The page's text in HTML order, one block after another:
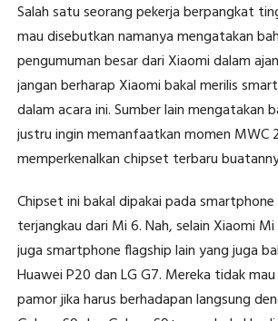
Salah satu seorang pekerja berpangkat
mau disebutkan namanya mengatakan
pengumuman besar dari Xiaomi dalam
jangan berharap Xiaomi bakal merilis
dalam acara ini. Sumber lain mengatakan
justru ingin memanfaatkan momen MWC
memperkenalkan chipset terbaru
Chipset ini bakal dipakai pada
terjangkau dari Mi 6. Nah, selain Xiaomi
juga smartphone flagship lain yang juga
Huawei P20 dan LG G7. Mereka tidak
pamor jika harus berhadapan langsung